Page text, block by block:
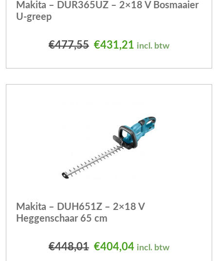
Makita – DUR365UZ – 2×18 V Bosmaaier
U-greep
€477,55 Oorspronkelijke prijs
€431,21 Huidige prijs is:
incl. btw
Makita – DUH651Z – 2×18 V
Heggenschaar 65 cm
€448,01 Oorspronkelijke prijs
€404,04Huidige prijs is:
incl. btw